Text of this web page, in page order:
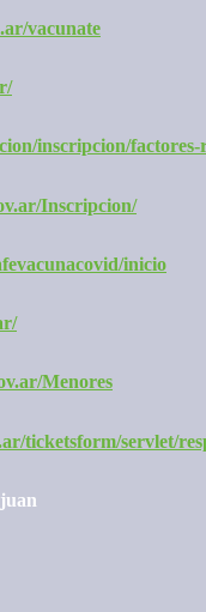
vacunate
inscripcion/factores-
Inscripcion/
inicio
Menores
ticketsform/